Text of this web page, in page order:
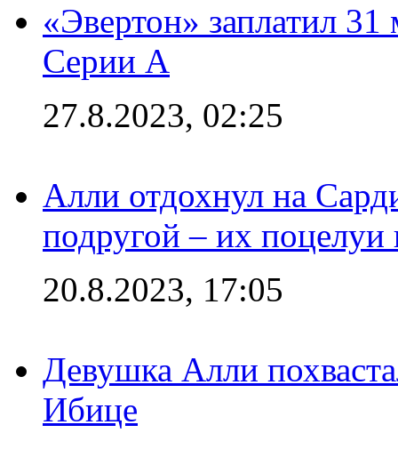
«Эвертон» заплатил
Серии А
27.8.2023, 02:25
Алли отдохнул на
подругой – их поцелуи
20.8.2023, 17:05
Девушка Алли
Ибице